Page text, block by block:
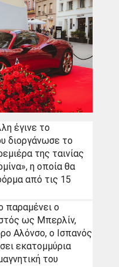
έγινε το
διοργάνωσε το
της ταινίας
η οποία θα
από τις 15
παραμένει ο
ως Μπερλίν,
Αλόνσο, ο Ισπανός
εκατομμύρια
του